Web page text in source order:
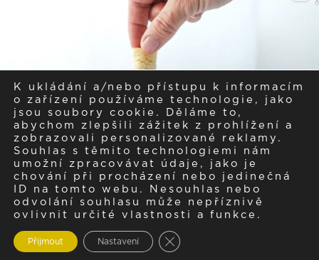
K ukládání a/nebo přístupu k informacím
o zařízení používáme technologie, jako
jsou soubory cookie. Děláme to,
abychom zlepšili zážitek z prohlížení a
zobrazovali personalizované reklamy.
Souhlas s těmito technologiemi nám
umožní zpracovávat údaje, jako je
chování při procházení nebo jedinečná
ID na tomto webu. Nesouhlas nebo
odvolání souhlasu může nepříznivě
ovlivnit určité vlastnosti a funkce.
Přijmout Nastavení Zavřít cookie lištu GDPR